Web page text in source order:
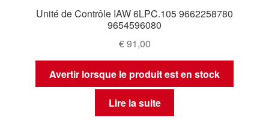
Unité de Contrôle IAW 6LPC.105 9662258780
9654596080
€91,00
Avertir lorsque le produit est en stock
Lire la suite